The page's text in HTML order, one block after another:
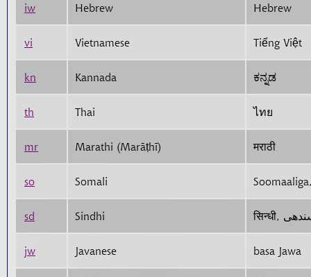
iw Hebrew Hebrew
vi Vietnamese Tiếng Việt
kn Kannada ಕನ್ನಡ
th Thai ไทย
mr Marathi (Marāṭhī) मराठी
so Somali
sd Sindhi
jw Javanese basa Jawa